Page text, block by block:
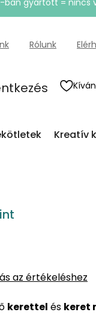
ban gyártott = nincs
Rólunk
Kreatív
az értékeléshez
kerettel és keret